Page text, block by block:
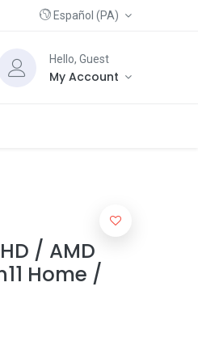
Español (PA)
Hello, Guest
My Account
/ AMD
Home /